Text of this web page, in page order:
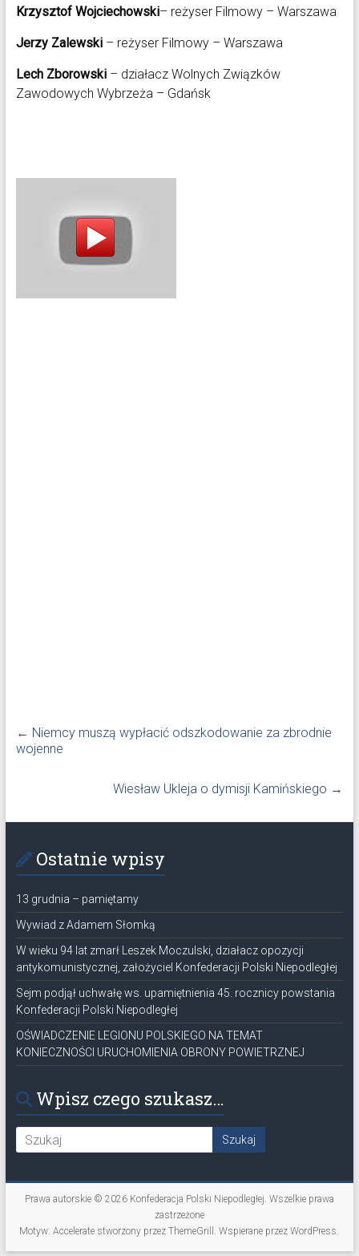
Krzysztof Wojciechowski– reżyser Filmowy – Warszawa
Jerzy Zalewski– reżyser Filmowy – Warszawa
Lech Zborowski– działacz Wolnych Związków
Zawodowych Wybrzeża – Gdańsk
← Niemcy muszą wypłacić odszkodowanie za zbrodnie
wojenne
Wiesław Ukleja o dymisji Kamińskiego →
Ostatnie wpisy
13 grudnia – pamiętamy
Wywiad z Adamem Słomką
W wieku 94 lat zmarł Leszek Moczulski, działacz opozycji
antykomunistycznej, założyciel Konfederacji Polski Niepodległej
Sejm podjął uchwałę ws. upamiętnienia 45. rocznicy powstania
Konfederacji Polski Niepodległej
OŚWIADCZENIE LEGIONU POLSKIEGO NA TEMAT
KONIECZNOŚCI URUCHOMIENIA OBRONY POWIETRZNEJ
Wpisz czego szukasz…
Prawa autorskie © 2026 Konfederacja Polski Niepodległej. Wszelkie prawa
zastrzeżone
Motyw:Accelerate stworzony przez ThemeGrill. Wspierane przezWordPress.